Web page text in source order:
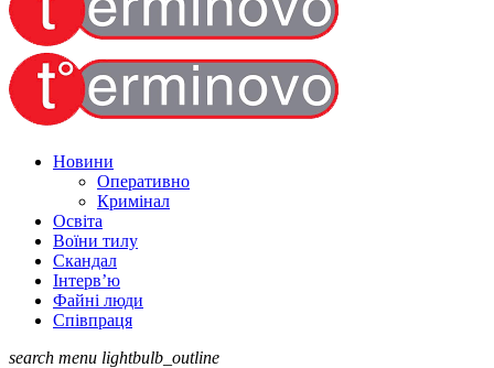
Новини
Оперативно
Кримінал
Освіта
Воїни тилу
Скандал
Інтерв’ю
Файні люди
Співпраця
search menu lightbulb_outline